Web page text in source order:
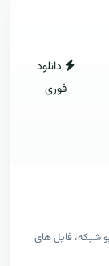
دانلود
فوری
شبکه، فایل های